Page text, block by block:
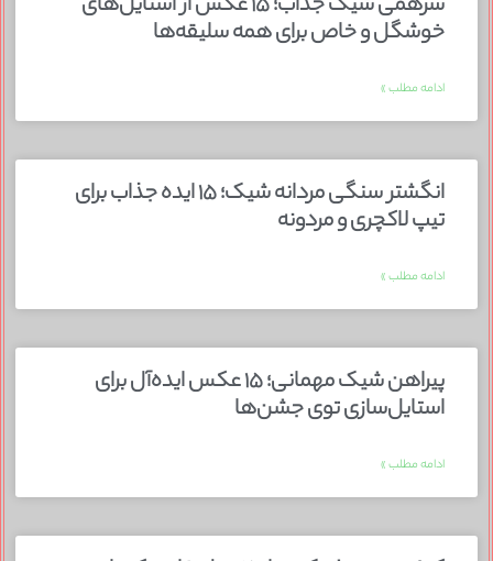
خوشگل و خاص برای همه سلیقه‌ها
ادامه مطلب »
انگشتر سنگی مردانه شیک؛ ۱۵ ایده جذاب برای
تیپ لاکچری و مردونه
ادامه مطلب »
پیراهن شیک مهمانی؛ ۱۵ عکس ایده‌آل برای
استایل‌سازی توی جشن‌ها
ادامه مطلب »